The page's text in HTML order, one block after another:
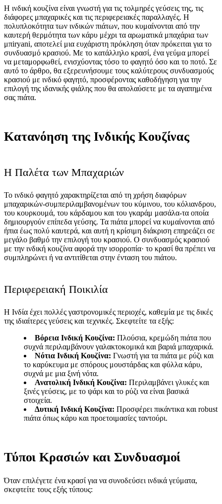
Η ινδική κουζίνα είναι γνωστή για τις τολμηρές γεύσεις της, τις
διάφορες μπαχαρικές και τις περιφερειακές παραλλαγές. Η
πολυπλοκότητα των ινδικών πιάτων, που κυμαίνονται από την
καυτερή θερμότητα των κάρυ μέχρι τα αρωματικά μπαχάρια των
μπiryani, αποτελεί μια ευχάριστη πρόκληση όταν πρόκειται για το
συνδυασμό κρασιού. Με το κατάλληλο κρασί, ένα γεύμα μπορεί
να μεταμορφωθεί, ενισχύοντας τόσο το φαγητό όσο και το ποτό. Σε
αυτό το άρθρο, θα εξερευνήσουμε τους καλύτερους συνδυασμούς
κρασιού με ινδικό φαγητό, προσφέροντας καθοδήγηση για την
επιλογή της ιδανικής φιάλης που θα απολαύσετε με τα αγαπημένα
σας πιάτα.
Κατανόηση της Ινδικής Κουζίνας
Η Παλέτα των Μπαχαριών
Το ινδικό φαγητό χαρακτηρίζεται από τη χρήση διαφόρων
μπαχαρικών-συμπεριλαμβανομένων του κύμινου, του κόλιανδρου,
του κουρκουμά, του κάρδαμου και του γκαράμ μασάλα-τα οποία
δημιουργούν επίπεδα γεύσης. Τα πιάτα μπορεί να κυμαίνονται από
ήπια έως πολύ καυτερά, και αυτή η κρίσιμη διάκριση επηρεάζει σε
μεγάλο βαθμό την επιλογή του κρασιού. Ο συνδυασμός κρασιού
με την ινδική κουζίνα αφορά την ισορροπία· το κρασί θα πρέπει να
συμπληρώνει ή να αντιτίθεται στην ένταση του πιάτου.
Περιφερειακή Ποικιλία
Η Ινδία έχει πολλές γαστρονομικές περιοχές, καθεμία με τις δικές
της ιδιαίτερες γεύσεις και τεχνικές. Σκεφτείτε τα εξής:
Βόρεια Ινδική Κουζίνα: Πλούσια, κρεμώδη πιάτα που
συχνά περιλαμβάνουν γαλακτοκομικά και βαριά μπαχαρικά.
Νότια Ινδική Κουζίνα: Γνωστή για τα πιάτα με ρύζι και
το καρύκευμα με σπόρους μουστάρδας και φύλλα κάρυ,
συχνά με μια ξινή νότα.
Ανατολική Ινδική Κουζίνα: Περιλαμβάνει γλυκές και
ξινές γεύσεις, με το ψάρι και το ρύζι να είναι βασικά
στοιχεία.
Δυτική Ινδική Κουζίνα: Προσφέρει πικάντικα και robust
πιάτα όπως κάρυ και προετοιμασίες ταντούρι.
Τύποι Κρασιών και Συνδυασμοί
Όταν επιλέγετε ένα κρασί για να συνοδεύσει ινδικά γεύματα,
σκεφτείτε τους εξής τύπους: